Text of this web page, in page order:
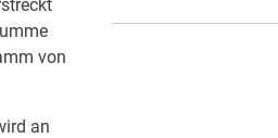
von
an